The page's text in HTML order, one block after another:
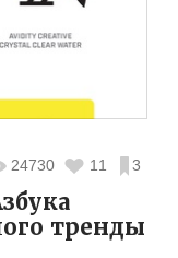
24730 11 3
тренды